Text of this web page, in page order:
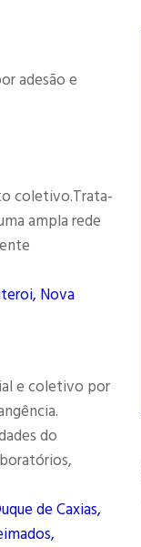
adesão e
coletivo.Trata-
ampla rede
Nova
e coletivo por
do
de Caxias,